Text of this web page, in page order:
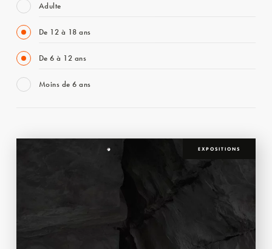
Adulte
De 12 à 18 ans
De 6 à 12 ans
Moins de 6 ans
EXPOSITIONS